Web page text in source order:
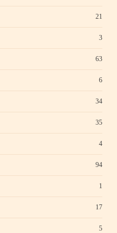
21
3
63
6
34
35
4
94
1
17
5